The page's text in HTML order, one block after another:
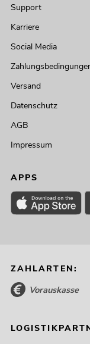
Support
Karriere
Social Media
Versand
Datenschutz
AGB
Impressum
APPS
ZAHLARTEN:
Vorauskasse